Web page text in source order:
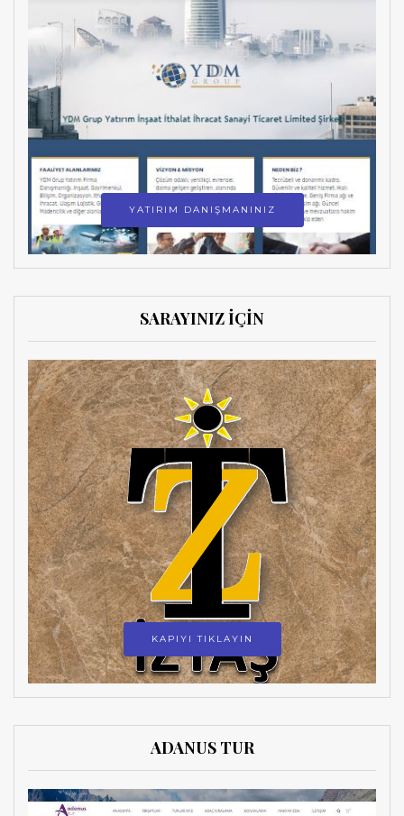
YATIRIM DANIŞMANINIZ
SARAYINIZ İÇİN
KAPIYI TIKLAYIN
ADANUS TUR